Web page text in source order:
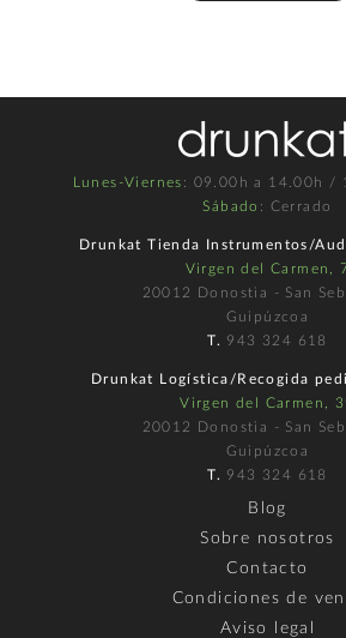
Lunes-Viernes : 09.00h a 14.00h /
Sábado : Cerrado
Drunkat Tienda Instrumentos/
Virgen del Carmen,
20012 Donostia - San
Guipúzcoa
T. 943 324 618
Drunkat Logística/Recogida
Virgen del Carmen,
20012 Donostia - San
Guipúzcoa
T. 943 324 618
Blog
Sobre nosotros
Contacto
Condiciones de
Aviso legal